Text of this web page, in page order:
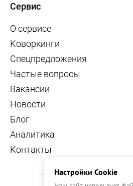
Сервис
О сервисе
Коворкинги
Спецпредложения
Частые вопросы
Вакансии
Новости
Блог
Аналитика
Контакты
Настройки Cookie